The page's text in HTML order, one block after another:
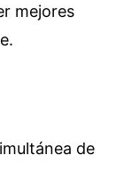
mejores
de